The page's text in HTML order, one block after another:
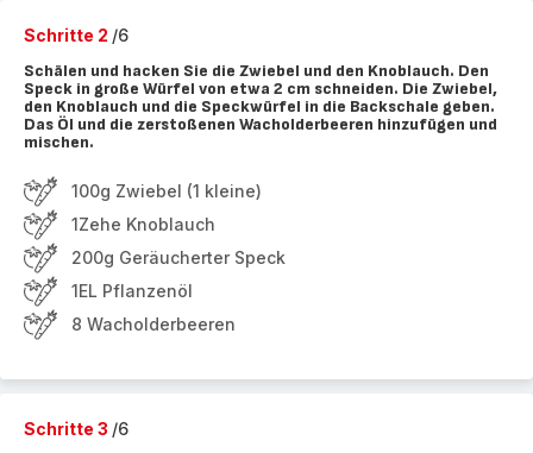
Schritte 2 /6
Schälen und hacken Sie die Zwiebel und den Knoblauch. Den
Speck in große Würfel von etwa 2 cm schneiden. Die Zwiebel,
den Knoblauch und die Speckwürfel in die Backschale geben.
Das Öl und die zerstoßenen Wacholderbeeren hinzufügen und
mischen.
100g Zwiebel (1 kleine)
1Zehe Knoblauch
200g Geräucherter Speck
1EL Pflanzenöl
8 Wacholderbeeren
Schritte 3 /6